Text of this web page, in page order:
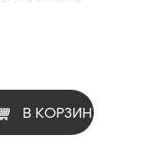
В КОРЗИНУ